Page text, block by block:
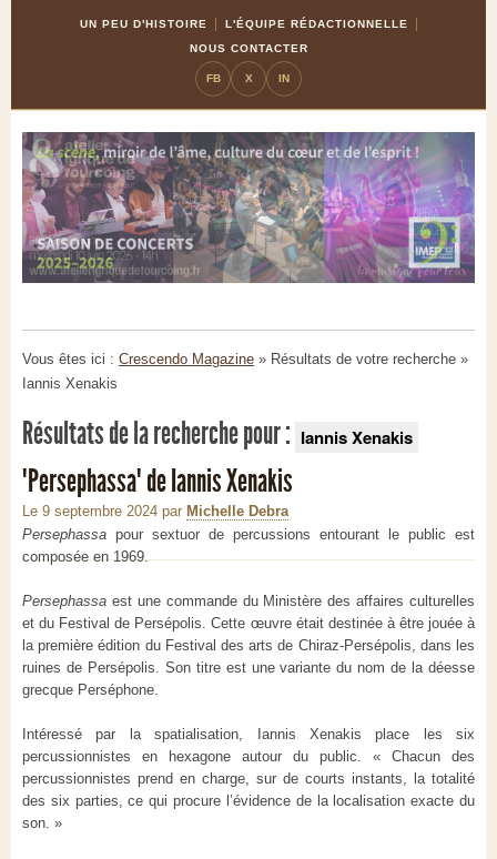
UN PEU D'HISTOIRE
L'ÉQUIPE RÉDACTIONNELLE
NOUS CONTACTER
FB X IN
Vous êtes ici : Crescendo Magazine » Résultats de votre recherche »
Iannis Xenakis
Résultats de la recherche pour : Iannis Xenakis
"Persephassa" de Iannis Xenakis
Le 9 septembre 2024 par Michelle Debra
Persephassa pour sextuor de percussions entourant le public est
composée en 1969.
Persephassa est une commande du Ministère des affaires culturelles
et du Festival de Persépolis. Cette œuvre était destinée à être jouée à
la première édition du Festival des arts de Chiraz-Persépolis, dans les
ruines de Persépolis. Son titre est une variante du nom de la déesse
grecque Perséphone.
Intéressé par la spatialisation, Iannis Xenakis place les six
percussionnistes en hexagone autour du public. « Chacun des
percussionnistes prend en charge, sur de courts instants, la totalité
des six parties, ce qui procure l’évidence de la localisation exacte du
son. »